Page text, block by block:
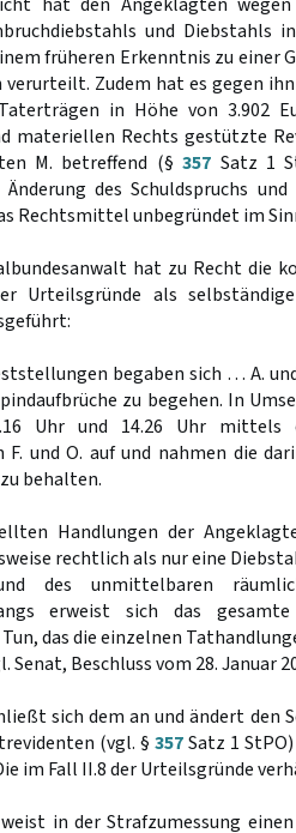
und Diebstahls
früheren Erkenntnis zu einer
Zudem hat es gegen
in Höhe von 3.902
materiellen Rechts gestützte
M. betreffend (§357 Satz 1
des Schuldspruchs
Rechtsmittel unbegründet im
hat zu Recht die
Urteilsgründe als
begaben sich … A.
zu begehen. In
Uhr und 14.26 Uhr mittels
F. und O. auf und nahmen die
behalten.
Handlungen der
rechtlich als nur eine
des unmittelbaren
erweist sich das
das die einzelnen
Senat, Beschluss vom 28. Januar
sich dem an und ändert den
(vgl. § 357Satz 1
im Fall II.8 der Urteilsgründe
in der Strafzumessung